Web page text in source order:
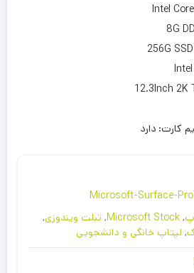
Intel
8G
256G
12.3Inch
کارت: دارد
Microsoft-Surface-
,
Microsoft Stock
, تبلت ویندوزی,
, لپتاپ خانگی و دانشجویی